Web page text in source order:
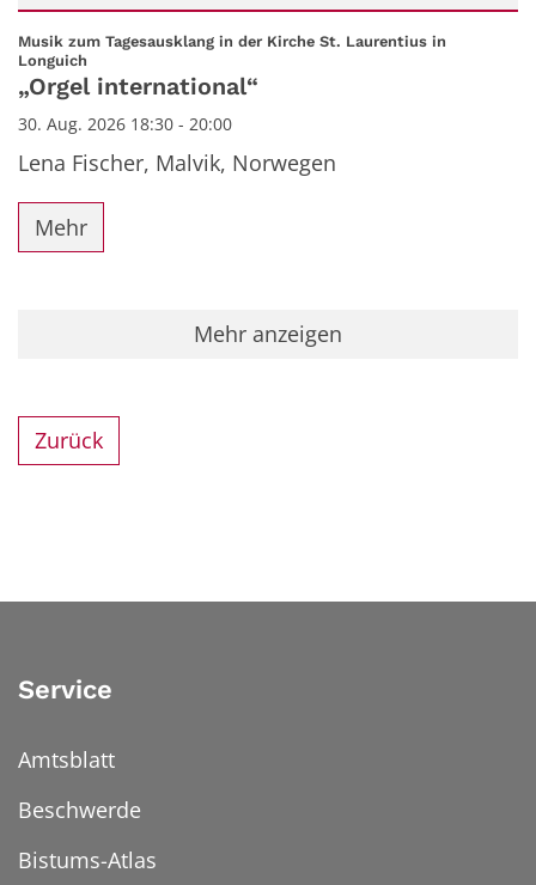
Datum: 30. August 2026
Musik zum Tagesausklang in der Kirche St. Laurentius in
Longuich
„Orgel international“
30. Aug. 2026 18:30 - 20:00
Lena Fischer, Malvik, Norwegen
Mehr
Mehr anzeigen
Zurück
Service
Amtsblatt
Beschwerde
Bistums-Atlas